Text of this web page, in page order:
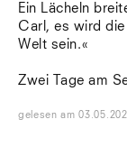
Ein Lächeln
Carl, es wird
Welt sein.«
Zwei Tage am
gelesen am